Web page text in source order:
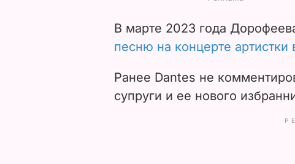
В марте 2023 года
песню на концерте артистки
Ранее Dantes не
супруги и ее нового